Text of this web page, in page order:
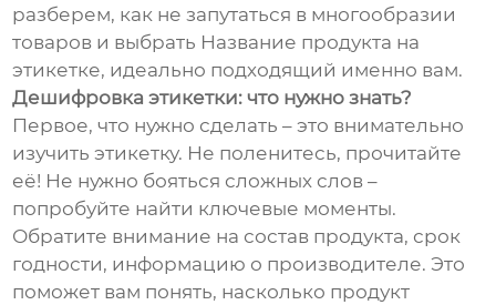
разберем, как не запутаться в многообразии
товаров и выбрать Название продукта на
этикетке, идеально подходящий именно вам.
Дешифровка этикетки: что нужно знать?
Первое, что нужно сделать – это внимательно
изучить этикетку. Не поленитесь, прочитайте
её! Не нужно бояться сложных слов –
попробуйте найти ключевые моменты.
Обратите внимание на состав продукта, срок
годности, информацию о производителе. Это
поможет вам понять, насколько продукт